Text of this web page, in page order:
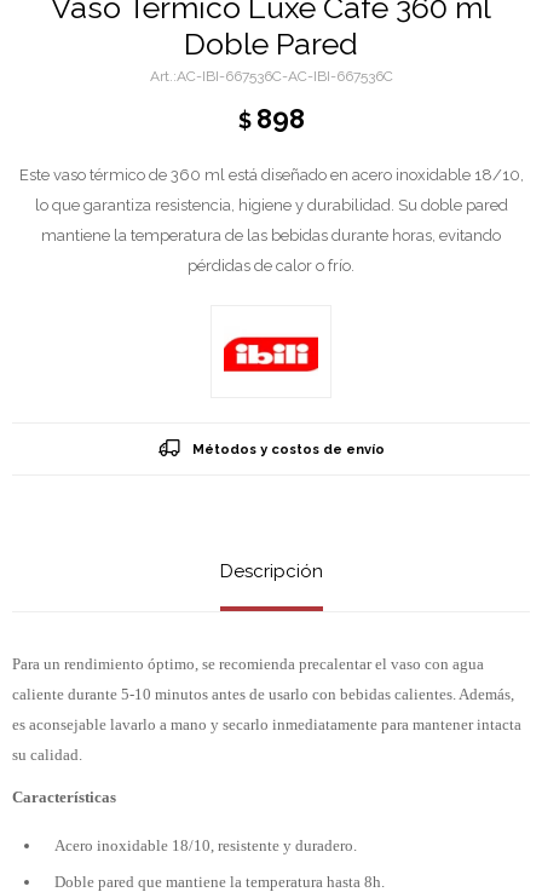
Vaso Termico Luxe Cafe 360 ml
Doble Pared
AC-IBI-667536C-AC-IBI-667536C
$ 898
Este vaso térmico de 360 ml está diseñado en acero inoxidable 18/10,
lo que garantiza resistencia, higiene y durabilidad. Su doble pared
mantiene la temperatura de las bebidas durante horas, evitando
pérdidas de calor o frío.
Métodos y costos de envío
Descripción
Para un rendimiento óptimo, se recomienda precalentar el vaso con agua
caliente durante 5-10 minutos antes de usarlo con bebidas calientes. Además,
es aconsejable lavarlo a mano y secarlo inmediatamente para mantener intacta
su calidad.
Características
Acero inoxidable 18/10, resistente y duradero.
Doble pared que mantiene la temperatura hasta 8h.